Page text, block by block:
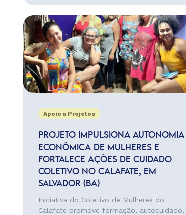
Apoio a Projetos
PROJETO IMPULSIONA AUTONOMIA
ECONÔMICA DE MULHERES E
FORTALECE AÇÕES DE CUIDADO
COLETIVO NO CALAFATE, EM
SALVADOR (BA)
Iniciativa do Coletivo de Mulheres do
Calafate promove formação, autocuidado,